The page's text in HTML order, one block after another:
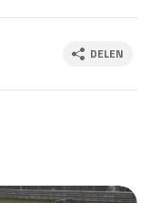
DELEN